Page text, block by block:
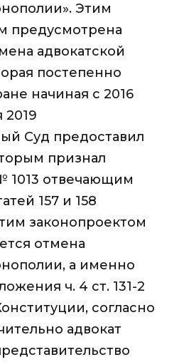
Этим
предусмотрена
адвокатской
постепенно
начиная с 2016
2019
Суд предоставил
признал
1013 отвечающим
157 и 158
законопроектом
отмена
а именно
ч. 4 ст. 131-2
согласно
адвокат